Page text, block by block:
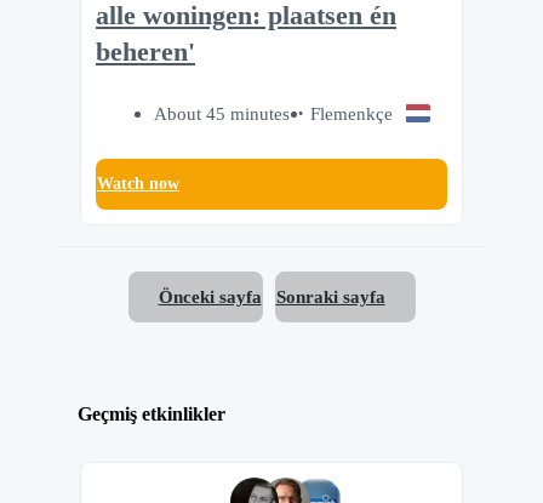
alle woningen: plaatsen én
beheren'
About 45 minutes Flemenkçe
Watch now
Önceki sayfa Sonraki sayfa
Geçmiş etkinlikler